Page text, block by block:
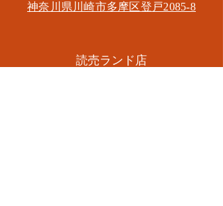
神奈川県川崎市多摩区​登戸2085-8
​読売ランド店